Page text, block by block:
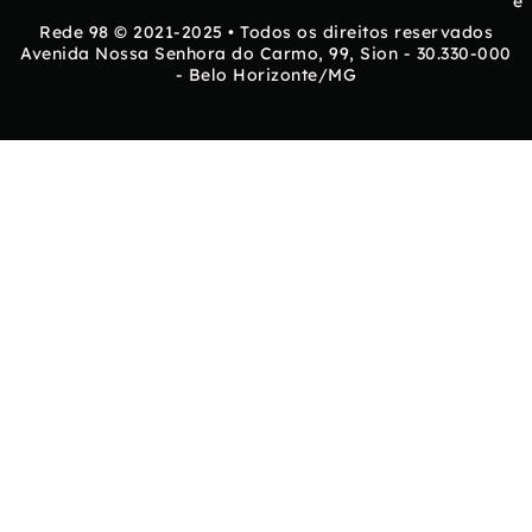
Rede 98 © 2021-2025 • Todos os direitos reservados
Avenida Nossa Senhora do Carmo, 99, Sion - 30.330-000
- Belo Horizonte/MG